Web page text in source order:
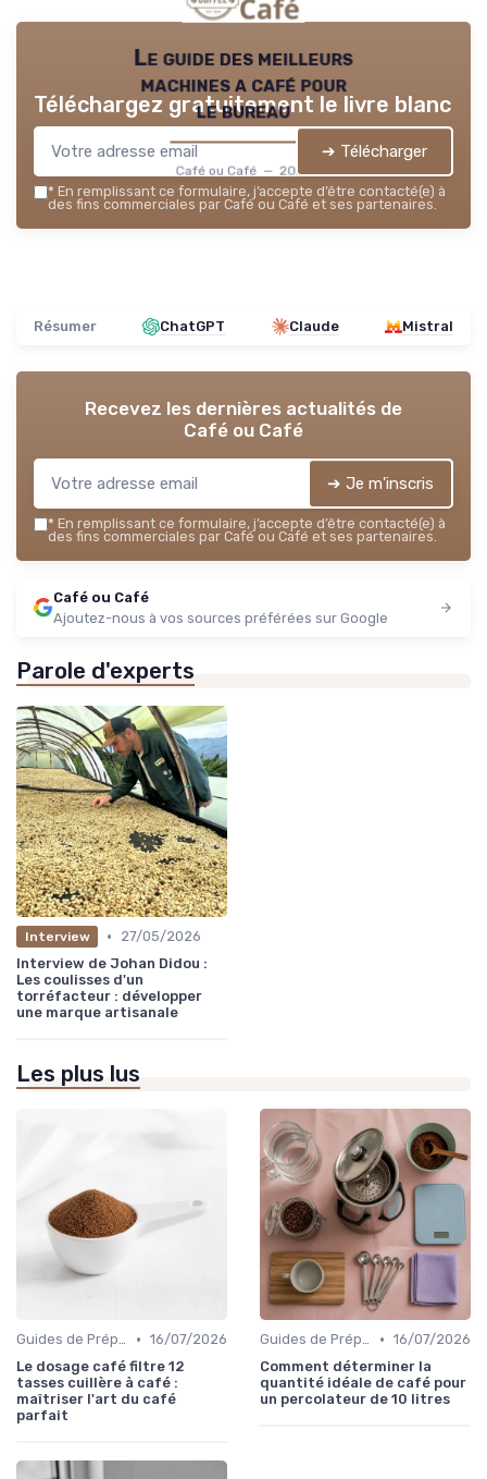
Le guide des meilleurs
machines a café pour
le bureau
Café ou Café — 2026
Téléchargez gratuitement le livre blanc
➔ Télécharger
* En remplissant ce formulaire, j’accepte d’être contacté(e) à
des fins commerciales par Café ou Café et ses partenaires.
Résumer ChatGPT Claude Mistral
Recevez les dernières actualités de
Café ou Café
➔ Je m'inscris
* En remplissant ce formulaire, j’accepte d’être contacté(e) à
des fins commerciales par Café ou Café et ses partenaires.
Café ou Café
Ajoutez-nous à vos sources préférées sur Google
Parole d'experts
Interview •
27/05/2026
Interview de Johan Didou :
Les coulisses d'un
torréfacteur : développer
une marque artisanale
Les plus lus
Guides de Préparation • 16/07/2026
Le dosage café filtre 12
tasses cuillère à café :
maîtriser l'art du café
parfait
Guides de Préparation • 16/07/2026
Comment déterminer la
quantité idéale de café pour
un percolateur de 10 litres